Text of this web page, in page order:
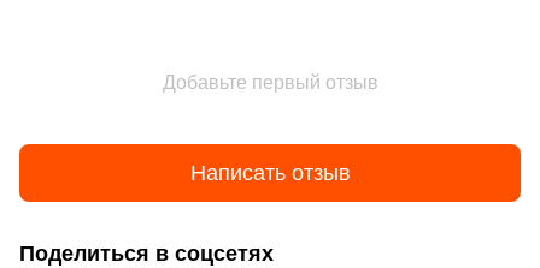
Добавьте первый отзыв
Написать отзыв
Поделиться в соцсетях